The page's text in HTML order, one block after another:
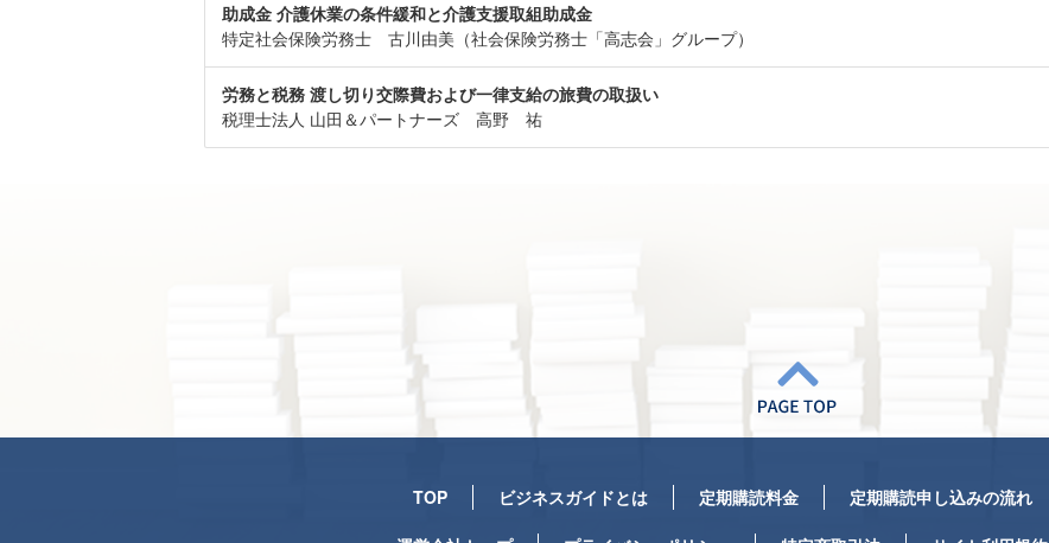
助成金 介護休業の条件緩和と介護支援取組助成金
特定社会保険労務士 古川由美（社会保険労務士「高志会」グループ）
労務と税務 渡し切り交際費および一律支給の旅費の取扱い
税理士法人 山田＆パートナーズ 高野 祐
TOP ビジネスガイドとは 定期購読料金 定期購読申し込みの流れ